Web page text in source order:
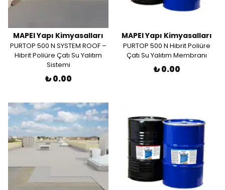
MAPEI Yapı Kimyasalları
PURTOP 500 N SYSTEM ROOF –
Hibrit Poliüre Çatı Su Yalıtım
Sistemi
₺ 0.00
MAPEI Yapı Kimyasalları
PURTOP 500 N Hibrit Poliüre
Çatı Su Yalıtım Membranı
₺ 0.00